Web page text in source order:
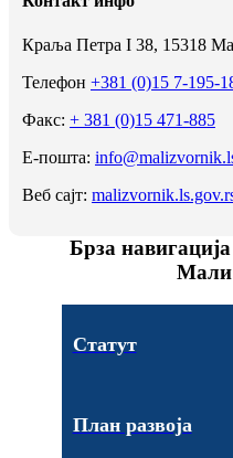
Краља Петра I 38, 15318
Телефон +381 (0)15 7-195-
Факс: + 381 (0)15 471-885
Е-пошта:
Веб сајт:
Брза
Мали
Статут
План развоја